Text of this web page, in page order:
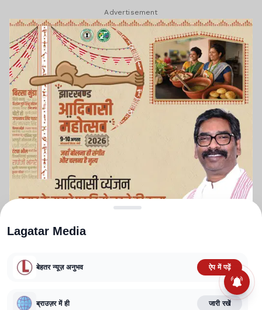
Advertisement
TERMS AND CONDITIONS
CORRECTIONS POLICY
FACT CHECKING POLICY
Lagatar Media
बेहतर न्यूज़ अनुभव ऐप में पढ़ें
ब्राउज़र में ही जारी रखें